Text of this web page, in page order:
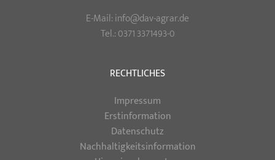
E-Mail: info@dav-agrar.de
Tel.: 0371 3371493-0
RECHTLICHES
Impressum
Erstinformation
Datenschutz
Nachhaltigkeitsinformation